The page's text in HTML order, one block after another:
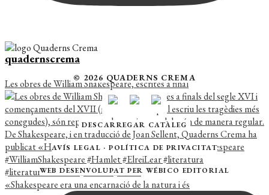
quadernscrema
Les obres de William Shakespeare, escrites a final
«Shakespeare era una encarnació de la natura i és
© 2026 QUADERNS CREMA
DESCARREGAR CATÀLEG
AVÍS LEGAL ·POLÍTICA DE PRIVACITAT
WEB DESENVOLUPAT PER WÉBICO EDITORIAL